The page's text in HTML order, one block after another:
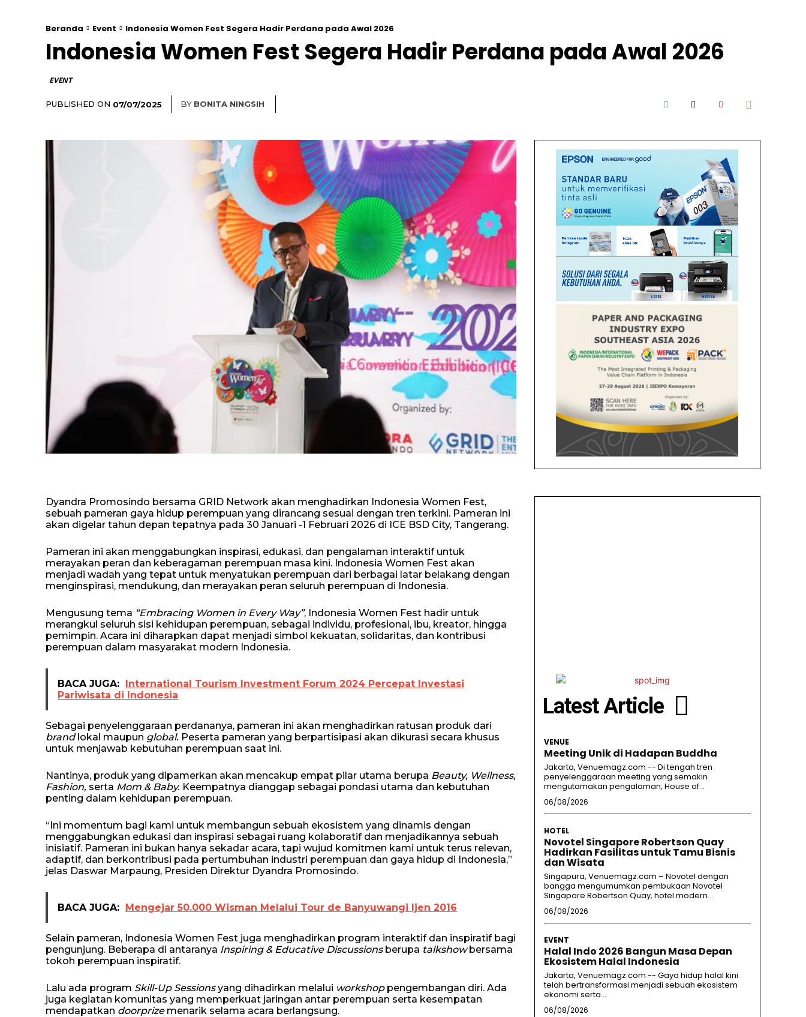
Beranda Event Indonesia Women Fest Segera Hadir Perdana pada Awal 2026
Indonesia Women Fest Segera Hadir Perdana pada Awal 2026
EVENT
PUBLISHED ON 07/07/2025 BY BONITA NINGSIH
Dyandra Promosindo bersama GRID Network akan menghadirkan Indonesia Women Fest,
sebuah pameran gaya hidup perempuan yang dirancang sesuai dengan tren terkini. Pameran ini
akan digelar tahun depan tepatnya pada 30 Januari -1 Februari 2026 di ICE BSD City, Tangerang.
Pameran ini akan menggabungkan inspirasi, edukasi, dan pengalaman interaktif untuk
merayakan peran dan keberagaman perempuan masa kini. Indonesia Women Fest akan
menjadi wadah yang tepat untuk menyatukan perempuan dari berbagai latar belakang dengan
menginspirasi, mendukung, dan merayakan peran seluruh perempuan di Indonesia.
Mengusung tema “Embracing Women in Every Way”, Indonesia Women Fest hadir untuk
merangkul seluruh sisi kehidupan perempuan, sebagai individu, profesional, ibu, kreator, hingga
pemimpin. Acara ini diharapkan dapat menjadi simbol kekuatan, solidaritas, dan kontribusi
perempuan dalam masyarakat modern Indonesia.
BACA JUGA: International Tourism Investment Forum 2024 Percepat Investasi
Pariwisata di Indonesia
Sebagai penyelenggaraan perdananya, pameran ini akan menghadirkan ratusan produk dari
brandlokal maupun global. Peserta pameran yang berpartisipasi akan dikurasi secara khusus
untuk menjawab kebutuhan perempuan saat ini.
Nantinya, produk yang dipamerkan akan mencakup empat pilar utama berupa Beauty, Wellness,
Fashion, serta Mom & Baby. Keempatnya dianggap sebagai pondasi utama dan kebutuhan
penting dalam kehidupan perempuan.
“Ini momentum bagi kami untuk membangun sebuah ekosistem yang dinamis dengan
menggabungkan edukasi dan inspirasi sebagai ruang kolaboratif dan menjadikannya sebuah
inisiatif. Pameran ini bukan hanya sekadar acara, tapi wujud komitmen kami untuk terus relevan,
adaptif, dan berkontribusi pada pertumbuhan industri perempuan dan gaya hidup di Indonesia,”
jelas Daswar Marpaung, Presiden Direktur Dyandra Promosindo.
BACA JUGA: Mengejar 50.000 Wisman Melalui Tour de Banyuwangi Ijen 2016
Selain pameran, Indonesia Women Fest juga menghadirkan program interaktif dan inspiratif bagi
pengunjung. Beberapa di antaranya Inspiring & Educative Discussionsberupa talkshowbersama
tokoh perempuan inspiratif.
Lalu ada program Skill-Up Sessionsyang dihadirkan melalui workshoppengembangan diri. Ada
juga kegiatan komunitas yang memperkuat jaringan antar perempuan serta kesempatan
mendapatkan doorprizemenarik selama acara berlangsung.
Latest Article
VENUE
Meeting Unik di Hadapan Buddha
Jakarta, Venuemagz.com -- Di tengah tren
penyelenggaraan meeting yang semakin
mengutamakan pengalaman, House of...
06/08/2026
HOTEL
Novotel Singapore Robertson Quay
Hadirkan Fasilitas untuk Tamu Bisnis
dan Wisata
Singapura, Venuemagz.com – Novotel dengan
bangga mengumumkan pembukaan Novotel
Singapore Robertson Quay, hotel modern...
06/08/2026
EVENT
Halal Indo 2026 Bangun Masa Depan
Ekosistem Halal Indonesia
Jakarta, Venuemagz.com -- Gaya hidup halal kini
telah bertransformasi menjadi sebuah ekosistem
ekonomi serta...
06/08/2026